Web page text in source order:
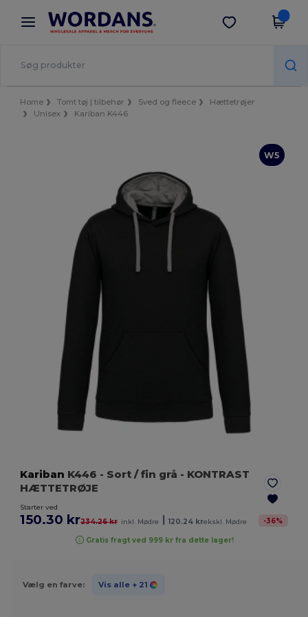
× Wordans-app
Bedre priser i appen!
Hent app
Home Tomt tøj | tilbehør Sved og fleece
Hættetrøjer
Unisex
Kariban K446
W5
Kariban K446 - Sort / fin grå - KONTRAST
HÆTTETRØJE
Starter ved
150.30 kr234.26 kr inkl. Mødre 120.24 krekskl. Mødre -36%
Gratis fragt ved 999 kr fra dette lager!
Vælg en farve: Vis alle + 21